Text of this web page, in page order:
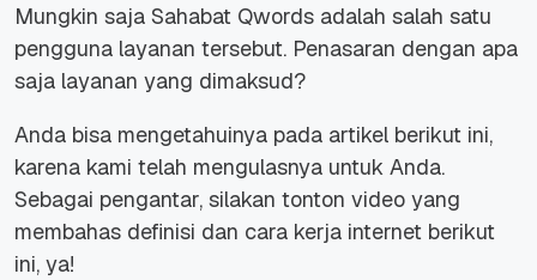
Mungkin saja Sahabat Qwords adalah salah satu
pengguna layanan tersebut. Penasaran dengan apa
saja layanan yang dimaksud?
Anda bisa mengetahuinya pada artikel berikut ini,
karena kami telah mengulasnya untuk Anda.
Sebagai pengantar, silakan tonton video yang
membahas definisi dan cara kerja internet berikut
ini, ya!